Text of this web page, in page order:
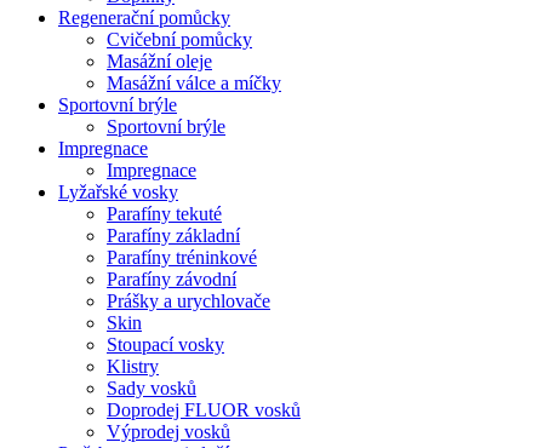
Regenerační pomůcky
Cvičební pomůcky
Masážní oleje
Masážní válce a míčky
Sportovní brýle
Sportovní brýle
Impregnace
Impregnace
Lyžařské vosky
Parafíny tekuté
Parafíny základní
Parafíny tréninkové
Parafíny závodní
Prášky a urychlovače
Skin
Stoupací vosky
Klistry
Sady vosků
Doprodej FLUOR vosků
Výprodej vosků